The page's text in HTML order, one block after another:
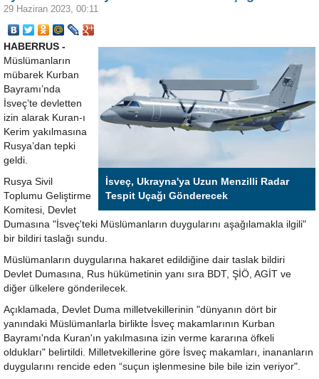
29 Haziran 2023, 00:11
İsveç, Ukrayna'ya Uzun Menzilli Radar
Tespit Uçağı Gönderecek
HABERRUS -
Müslümanların
mübarek Kurban
Bayramı’nda
İsveç’te devletten
izin alarak Kuran-ı
Kerim yakılmasına
Rusya’dan tepki
geldi.
Rusya Sivil
Toplumu Geliştirme
Komitesi, Devlet
Dumasına "İsveç'teki Müslümanların duygularını aşağılamakla ilgili"
bir bildiri taslağı sundu.
Müslümanların duygularına hakaret edildiğine dair taslak bildiri
Devlet Dumasına, Rus hükümetinin yanı sıra BDT, ŞİÖ, AGİT ve
diğer ülkelere gönderilecek.
Açıklamada, Devlet Duma milletvekillerinin "dünyanın dört bir
yanındaki Müslümanlarla birlikte İsveç makamlarının Kurban
Bayramı'nda Kuran'ın yakılmasına izin verme kararına öfkeli
oldukları" belirtildi. Milletvekillerine göre İsveç makamları, inananların
duygularını rencide eden “suçun işlenmesine bile bile izin veriyor".